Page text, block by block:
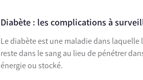
Diabète : les complications à
Le diabète est une maladie dans
reste dans le sang au lieu de pénétrer
énergie ou stocké.